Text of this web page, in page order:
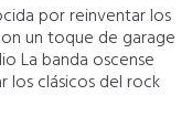
por reinventar los
un toque de garage
La banda oscense
los clásicos del rock